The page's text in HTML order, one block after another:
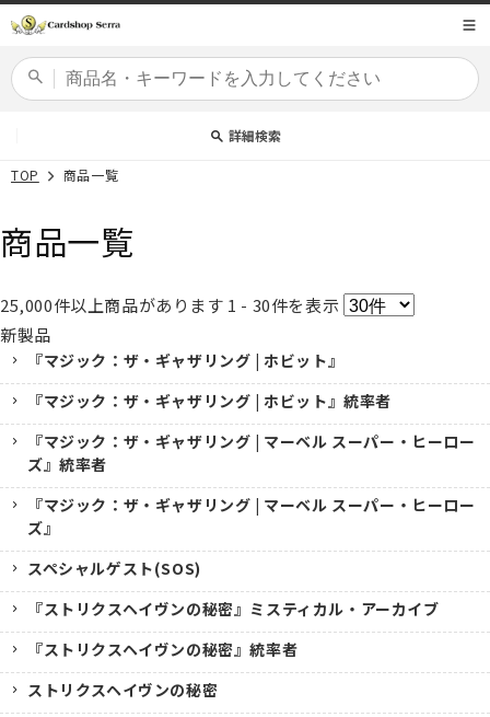
ンツに
詳細検索
商品コード
カードセット
TOP 商品一覧
商品一覧
25,000件以上商品があります 1 - 30件を表示
新製品
『マジック：ザ・ギャザリング | ホビット』
『マジック：ザ・ギャザリング | ホビット』統率者
『マジック：ザ・ギャザリング | マーベル スーパー・ヒーロー
ズ』統率者
『マジック：ザ・ギャザリング | マーベル スーパー・ヒーロー
ズ』
スペシャルゲスト(SOS)
『ストリクスヘイヴンの秘密』ミスティカル・アーカイブ
『ストリクスヘイヴンの秘密』統率者
ストリクスヘイヴンの秘密